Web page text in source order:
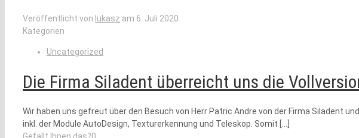
Veröffentlicht von lukasz am 6. Juli 2020
Kategorien
Uncategorized
Die Firma Siladent überreicht uns die
Wir haben uns gefreut über den Besuch von Herr Patric Andre von der Firma Siladent
inkl. der Module AutoDesign, Texturerkennung und Teleskop. Somit […]